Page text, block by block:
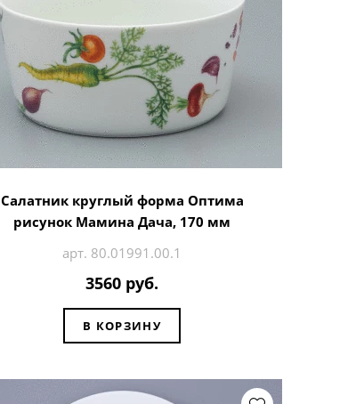
Салатник круглый форма Оптима
рисунок Мамина Дача, 170 мм
арт. 80.01991.00.1
3560 руб.
В КОРЗИНУ